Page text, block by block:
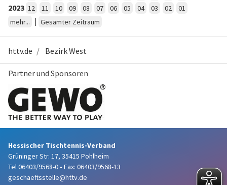
2023 12 11 10 09 08 07 06 05 04 03 02
01
mehr...
| Gesamter Zeitraum
httv.de Bezirk West
Partner und Sponsoren
Hessischer Tischtennis-Verband
Grüninger Str. 17, 35415 Pohlheim
Tel 06403/9568-0 • Fax: 06403/9568-13
geschaeftsstelle@httv.de